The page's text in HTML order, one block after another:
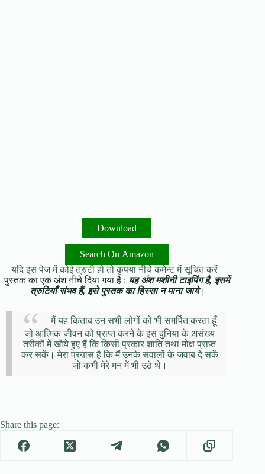
Download
Search On Amazon
यदि इस पेज में कोई त्रुटी हो तो कृपया नीचे कमेन्ट में सूचित करें |
पुस्तक का एक अंश नीचे दिया गया है : यह अंश मशीनी टाइपिंग है, इसमें
त्रुटियाँ संभव हैं, इसे पुस्तक का हिस्सा न माना जाये |
मैं यह किताब उन सभी लोगों को भी समर्पित करता हूँ
जो आत्मिक जीवन को प्राप्त करने के इस दुनिया के असंख्य
तरीकों में खोये हुए हैं कि किसी प्रकार शांति तथा मोक्ष प्राप्त
कर सकें। मेरा प्रयास है कि मैं उनके सवालों के जवाब दे सकें
जो कभी मेरे मन में भी उठे थे।
Share this page: